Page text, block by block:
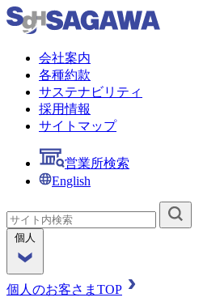
会社案内
各種約款
サステナビリティ
採用情報
サイトマップ
営業所検索
English
個人
個人のお客さまTOP